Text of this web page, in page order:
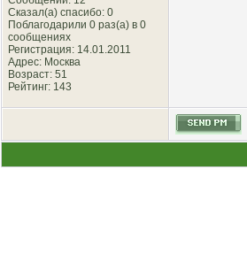
Сказал(а) спасибо: 0
Поблагодарили 0 раз(а) в 0
сообщениях
Регистрация: 14.01.2011
Адрес: Москва
Возраст: 51
Рейтинг: 143